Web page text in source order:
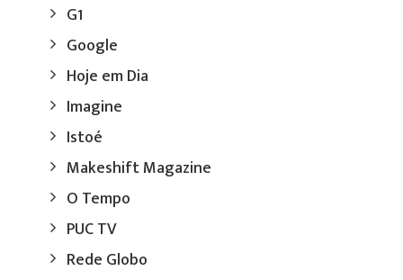
G1
Google
Hoje em Dia
Imagine
Istoé
Makeshift Magazine
O Tempo
PUC TV
Rede Globo